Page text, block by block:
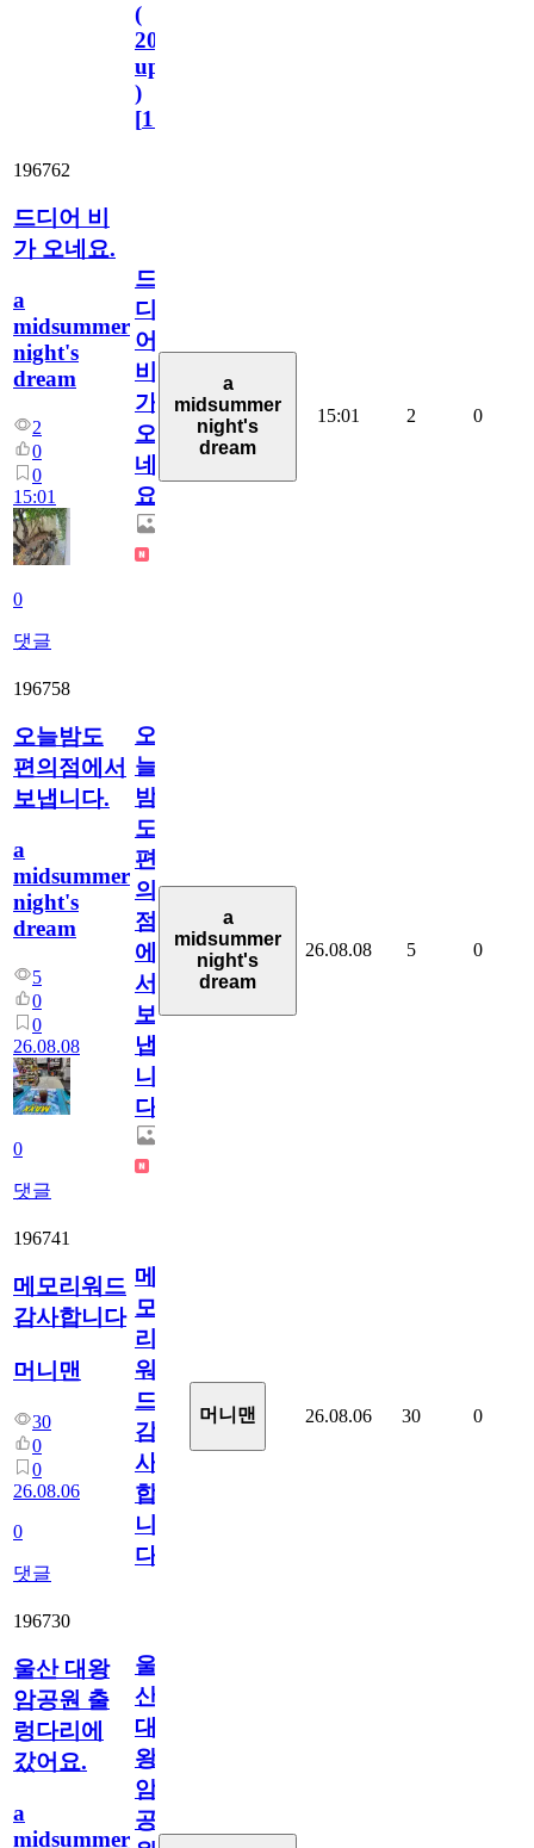
(
2023.11.1
update
)
[110
196762
드디어 비
가 오네요.
a
midsummer
night's
dream
2
0
0
15:01
0
댓글
드
디
어
비
가
오
네
요.
a
midsummer
night's
dream
15:01 2 0
196758
오늘밤도
편의점에서
보냅니다.
a
midsummer
night's
dream
5
0
0
26.08.08
0
댓글
오
늘
밤
도
편
의
점
에
서
보
냅
니
다.
a
midsummer
night's
dream
26.08.08 5 0
196741
메모리워드
감사합니다
머니맨
30
0
0
26.08.06
0
댓글
메
모
리
워
드
감
사
합
니
다
머니맨 26.08.06 30 0
196730
울산 대왕
암공원 출
렁다리에
갔어요.
a
midsummer
울
산
대
왕
암
공